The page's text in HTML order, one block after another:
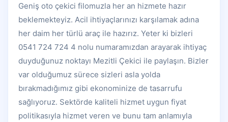
Geniş oto çekici filomuzla her an hizmete hazır
beklemekteyiz. Acil ihtiyaçlarınızı karşılamak adına
her daim her türlü araç ile hazırız. Yeter ki bizleri
0541 724 724 4 nolu numaramızdan arayarak ihtiyaç
duyduğunuz noktayı Mezitli Çekici ile paylaşın. Bizler
var olduğumuz sürece sizleri asla yolda
bırakmadığımız gibi ekonominize de tasarrufu
sağlıyoruz. Sektörde kaliteli hizmet uygun fiyat
politikasıyla hizmet veren ve bunu tam anlamıyla